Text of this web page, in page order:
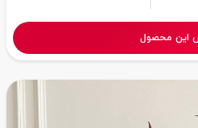
این محصول